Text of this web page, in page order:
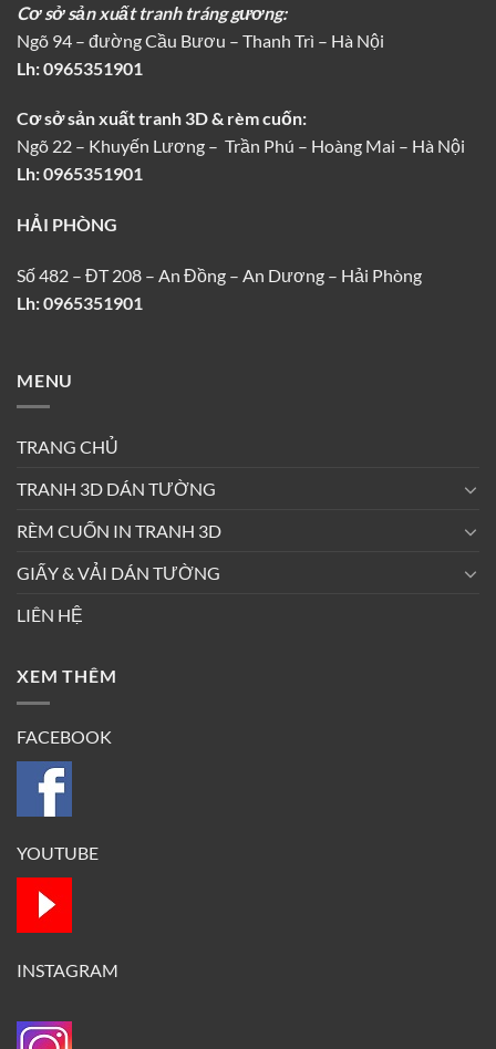
Cơ sở sản xuất tranh tráng gương:
Ngõ 94 – đường Cầu Bươu – Thanh Trì – Hà Nội
Lh:0965351901
Cơ sở sản xuất tranh 3D & rèm cuốn:
Ngõ 22 – Khuyến Lương – Trần Phú – Hoàng Mai – Hà Nội
Lh: 0965351901
HẢI PHÒNG
Số 482 – ĐT 208 – An Đồng – An Dương – Hải Phòng
Lh: 0965351901
MENU
TRANG CHỦ
TRANH 3D DÁN TƯỜNG
RÈM CUỐN IN TRANH 3D
GIẤY & VẢI DÁN TƯỜNG
LIÊN HỆ
XEM THÊM
FACEBOOK
YOUTUBE
INSTAGRAM